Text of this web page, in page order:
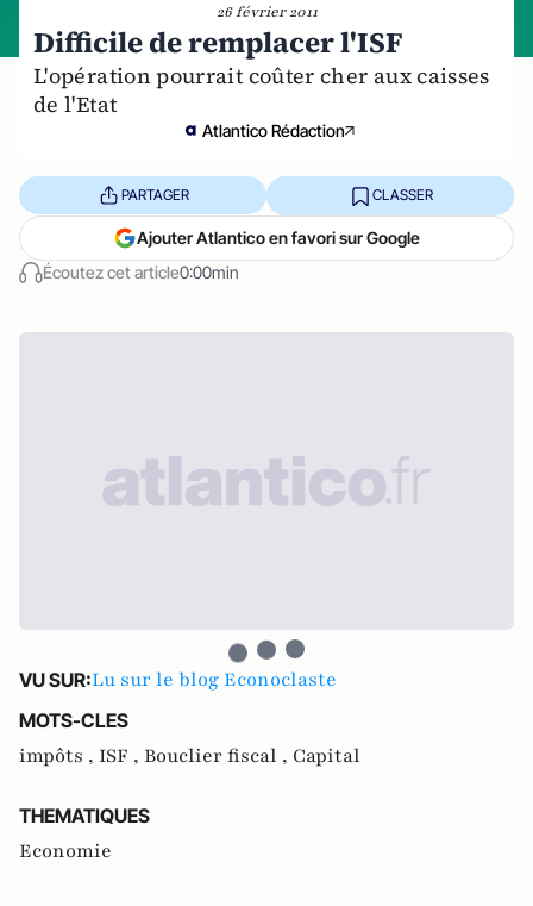
26 février 2011
Difficile de remplacer l'ISF
L'opération pourrait coûter cher aux caisses
de l'Etat
Atlantico Rédaction
Écoutez cet article0:00min
PARTAGER CLASSER
Ajouter Atlantico en favori sur Google
VU SUR:Lu sur le blog Econoclaste
MOTS-CLES
impôts , ISF , Bouclier fiscal , Capital
THEMATIQUES
Economie